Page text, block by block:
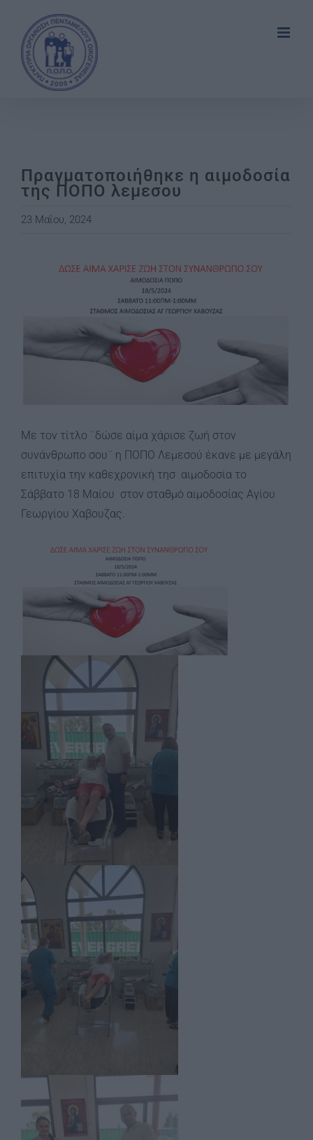
content
Πραγματοποιήθηκε η αιμοδοσία
της ΠΟΠΟ λεμεσου
23 Μαΐου, 2024
Με τον τίτλο ¨δώσε αίμα χάρισε ζωή στον
συνάνθρωπο σου¨ η ΠΟΠΟ Λεμεσού έκανε με μεγάλη
επιτυχία την καθεχρονική τησ αιμοδοσία το
Σάββατο 18 Μαίου στον σταθμό αιμοδοσίας Αγίου
Γεωργίου Χαβουζας.